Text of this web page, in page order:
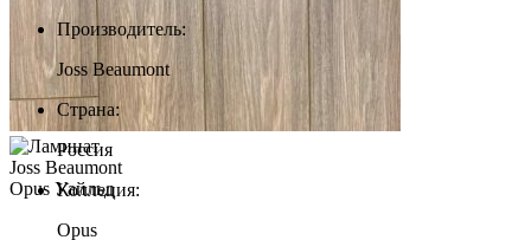
Производитель:
Joss Beaumont
Страна:
Россия
Коллеция:
Opus